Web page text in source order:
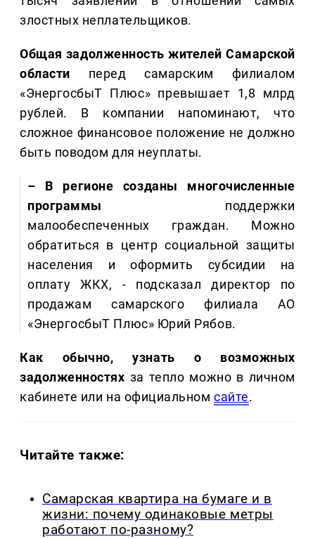
злостных неплательщиков.
Общая задолженность жителей Самарской
области перед самарским филиалом
«ЭнергосбыТ Плюс» превышает 1,8 млрд
рублей. В компании напоминают, что
сложное финансовое положение не должно
быть поводом для неуплаты.
– В регионе созданы многочисленные
программы поддержки
малообеспеченных граждан. Можно
обратиться в центр социальной защиты
населения и оформить субсидии на
оплату ЖКХ, - подсказал директор по
продажам самарского филиала АО
«ЭнергосбыТ Плюс» Юрий Рябов.
Как обычно, узнать о возможных
задолженностях за тепло можно в личном
кабинете или на официальномсайте.
Читайте также:
Самарская квартира на бумаге и в
жизни: почему одинаковые метры
работают по-разному?